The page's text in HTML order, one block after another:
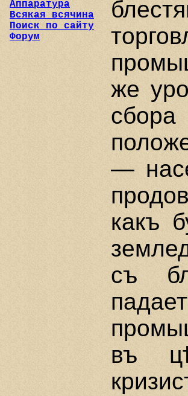
Аппаратура
Всякая всячина
Поиск по сайту
Форум
же
—
какъ
съ
въ